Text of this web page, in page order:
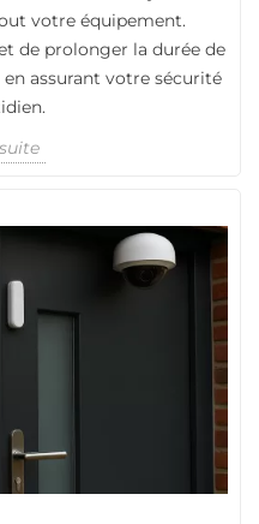
votre équipement.
de prolonger la durée de
assurant votre sécurité